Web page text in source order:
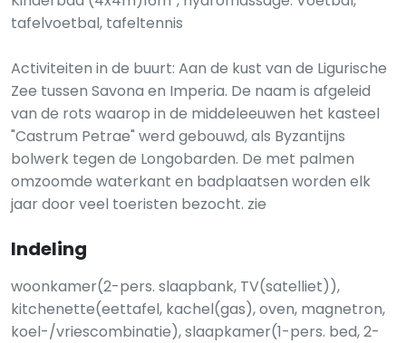
tafelvoetbal, tafeltennis
Activiteiten in de buurt: Aan de kust van de Ligurische
Zee tussen Savona en Imperia. De naam is afgeleid
van de rots waarop in de middeleeuwen het kasteel
"Castrum Petrae" werd gebouwd, als Byzantijns
bolwerk tegen de Longobarden. De met palmen
omzoomde waterkant en badplaatsen worden elk
jaar door veel toeristen bezocht. zie
Indeling
woonkamer(2-pers. slaapbank, TV(satelliet)),
kitchenette(eettafel, kachel(gas), oven, magnetron,
koel-/vriescombinatie), slaapkamer(1-pers. bed, 2-